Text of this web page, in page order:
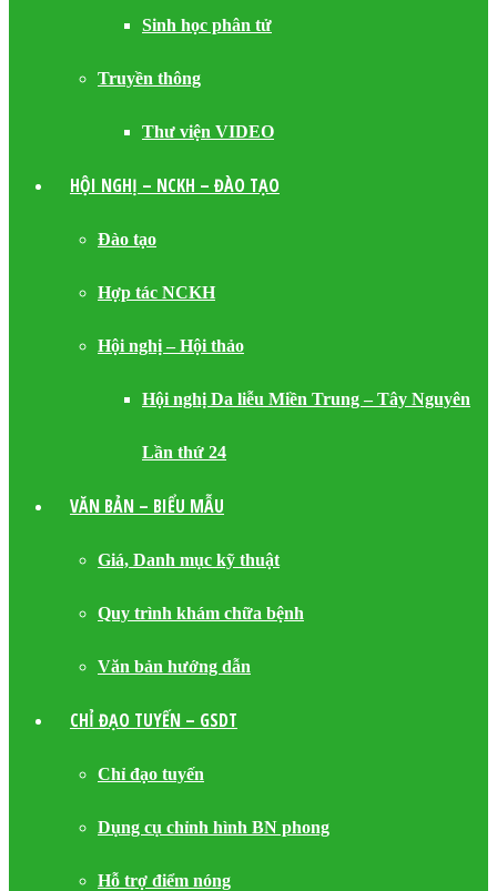
Sinh học phân tử
Truyền thông
Thư viện VIDEO
HỘI NGHỊ – NCKH – ĐÀO TẠO
Đào tạo
Hợp tác NCKH
Hội nghị – Hội thảo
Hội nghị Da liễu Miền Trung – Tây Nguyên
Lần thứ 24
VĂN BẢN – BIỂU MẪU
Giá, Danh mục kỹ thuật
Quy trình khám chữa bệnh
Văn bản hướng dẫn
CHỈ ĐẠO TUYẾN – GSDT
Chỉ đạo tuyến
Dụng cụ chỉnh hình BN phong
Hỗ trợ điểm nóng